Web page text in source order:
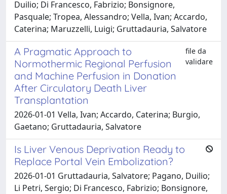
Duilio; Di Francesco, Fabrizio; Bonsignore,
Pasquale; Tropea, Alessandro; Vella, Ivan; Accardo,
Caterina; Maruzzelli, Luigi; Gruttadauria, Salvatore
A Pragmatic Approach to
Normothermic Regional Perfusion
and Machine Perfusion in Donation
After Circulatory Death Liver
Transplantation
file da
validare
2026-01-01 Vella, Ivan; Accardo, Caterina; Burgio,
Gaetano; Gruttadauria, Salvatore
Is Liver Venous Deprivation Ready to
Replace Portal Vein Embolization?
2026-01-01 Gruttadauria, Salvatore; Pagano, Duilio;
Li Petri, Sergio; Di Francesco, Fabrizio; Bonsignore,